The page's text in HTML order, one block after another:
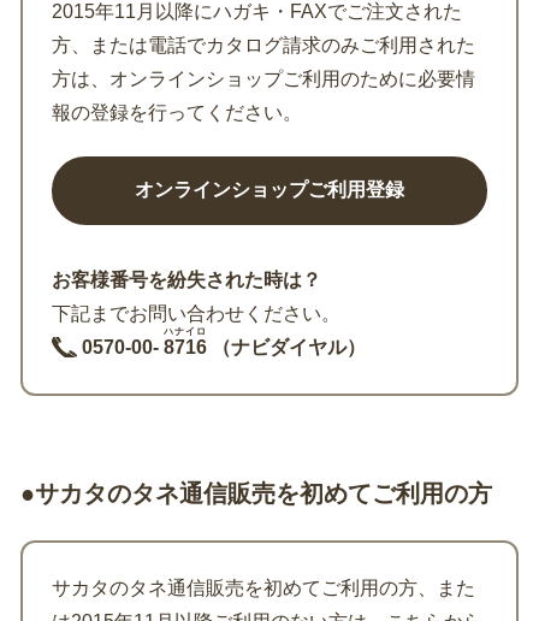
2015年11月以降にハガキ・FAXでご注文された
方、または電話でカタログ請求のみご利用された
方は、オンラインショップご利用のために必要情
報の登録を行ってください。
お客様番号を紛失された時は？
下記までお問い合わせください。
0570-00- 8716
ハナイロ
（ナビダイヤル）
●サカタのタネ通信販売を初めてご利用の方
サカタのタネ通信販売を初めてご利用の方、また